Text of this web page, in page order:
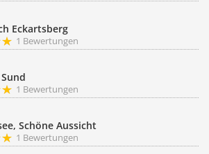
Eckartsberg
1 Bewertungen
1 Bewertungen
Schöne Aussicht
1 Bewertungen